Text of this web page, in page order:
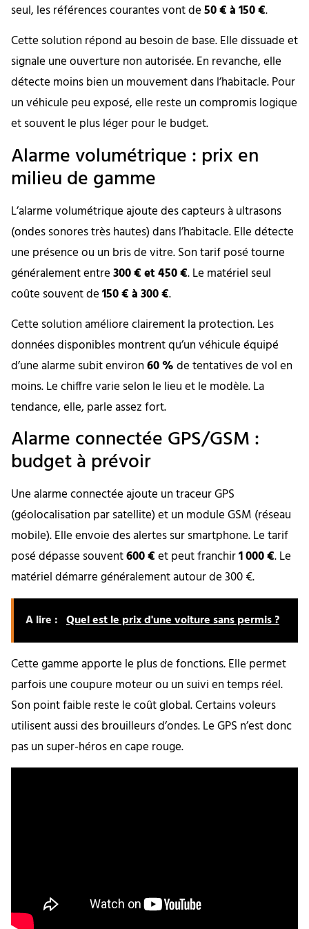
seul, les références courantes vont de50 € à 150 €.
Cette solution répond au besoin de base. Elle dissuade et
signale une ouverture non autorisée. En revanche, elle
détecte moins bien un mouvement dans l’habitacle. Pour
un véhicule peu exposé, elle reste un compromis logique
et souvent le plus léger pour le budget.
Alarme volumétrique : prix en
milieu de gamme
L’alarme volumétrique ajoute des capteurs à ultrasons
(ondes sonores très hautes) dans l’habitacle. Elle détecte
une présence ou un bris de vitre. Son tarif posé tourne
généralement entre300 € et 450 €. Le matériel seul
coûte souvent de150 € à 300 €.
Cette solution améliore clairement la protection. Les
données disponibles montrent qu’un véhicule équipé
d’une alarme subit environ60 %de tentatives de vol en
moins. Le chiffre varie selon le lieu et le modèle. La
tendance, elle, parle assez fort.
Alarme connectée GPS/GSM :
budget à prévoir
Une alarme connectée ajoute un traceur GPS
(géolocalisation par satellite) et un module GSM (réseau
mobile). Elle envoie des alertes sur smartphone. Le tarif
posé dépasse souvent600 €et peut franchir1 000 €. Le
matériel démarre généralement autour de 300 €.
A lire : Quel est le prix d'une voiture sans permis ?
Cette gamme apporte le plus de fonctions. Elle permet
parfois une coupure moteur ou un suivi en temps réel.
Son point faible reste le coût global. Certains voleurs
utilisent aussi des brouilleurs d’ondes. Le GPS n’est donc
pas un super-héros en cape rouge.